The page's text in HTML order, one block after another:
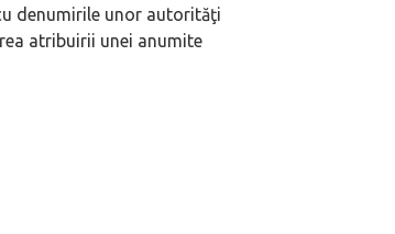
denumirile unor autorităţi
atribuirii unei anumite